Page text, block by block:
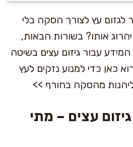
לגזום עץ לצורך הסקה בלי
אותו? בשורות הבאות,
עבור גיזום עצים בשיטה
כאן כדי למנוע נזקים לעץ
ליהנות מהסקה בחורף >>
עצים – מתי